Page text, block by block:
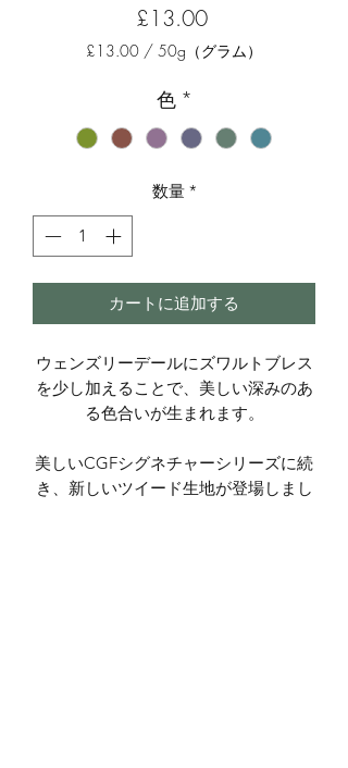
£13.00価
格
£13.00 / 50g（グラム）
ご
と
に
£13.00
色 *
数量 *
カートに追加する
ウェンズリーデールにズワルトブレス
を少し加えることで、美しい深みのあ
る色合いが生まれます。
美しいCGFシグネチャーシリーズに続
き、新しいツイード生地が登場しまし